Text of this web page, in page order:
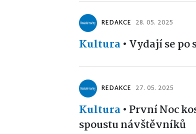
REDAKCE 28. 05. 2025
Kultura• Vydají se po
REDAKCE 27. 05. 2025
Kultura• První Noc
spoustu návštěvníků